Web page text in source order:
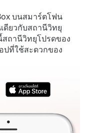
บนสมาร์ตโฟน
ดียวกับสถานีวิทยุ
ถานีวิทยุโปรดของ
ที่ใช้สะดวกของ